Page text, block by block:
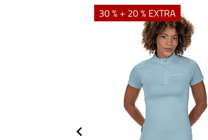
30 % + 20 % EXTRA